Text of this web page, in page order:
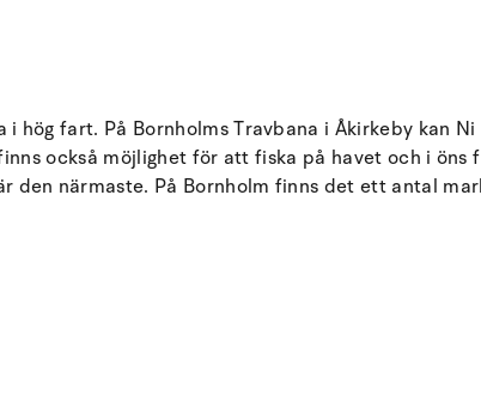
hög fart. På Bornholms Travbana i Åkirkeby kan
också möjlighet för att fiska på havet och i öns
den närmaste. På Bornholm finns det ett antal